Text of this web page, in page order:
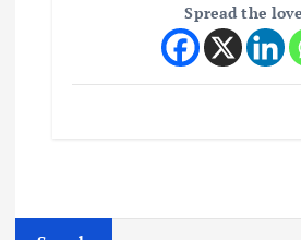
Spread the love